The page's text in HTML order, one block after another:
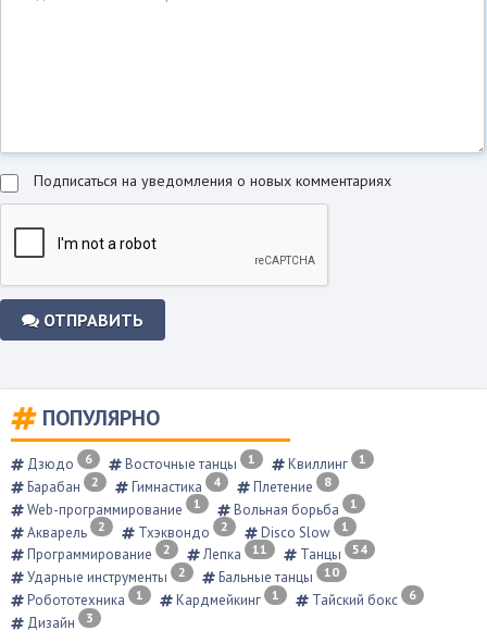
ПОПУЛЯРНО
Дзюдо 6 Восточные танцы 1 Квиллинг 1
Барабан 2 Гимнастика 4 Плетение 8
Web-программирование 1 Вольная борьба 1
Акварель 2 Тхэквондо 2 Disco Slow 1
Программирование 2 Лепка 11 Танцы 54
Ударные инструменты 2 Бальные танцы 10
Робототехника 1 Кардмейкинг 1 Тайский бокс 6
Дизайн 3
Подписаться на уведомления о новых комментариях
ОТПРАВИТЬ